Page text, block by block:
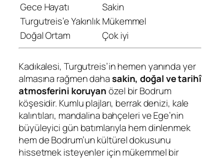
Gece Hayatı
Sakin
Turgutreis’e YakınlıkMükemmel
Doğal Ortam
Çok iyi
Kadıkalesi, Turgutreis’in hemen yanında yer
almasına rağmen dahasakin, doğal ve tarihî
atmosferini koruyanözel bir Bodrum
köşesidir. Kumlu plajları, berrak denizi, kale
kalıntıları, mandalina bahçeleri ve Ege’nin
büyüleyici gün batımlarıyla hem dinlenmek
hem de Bodrum’un kültürel dokusunu
hissetmek isteyenler için mükemmel bir